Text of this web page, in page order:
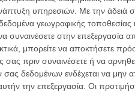
υπηρεσιών. Με την άδειά
γεωγραφικής τοποθεσίας
στην επεξεργασία
μπορείτε να αποκτήσετε
σας πριν συναινέσετε ή να
δεδομένων ενδέχεται να μην
την επεξεργασία. Οι
το στίγμα του να
ο πλανήτης μας
να εξελίσσεται
να με
L’ Affaire
Ζαν-Πολ